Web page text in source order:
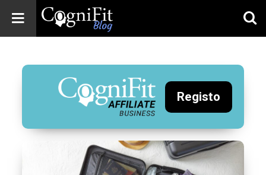
Blog: Brain
Health
News
Brain Training,
Wellness
Registo